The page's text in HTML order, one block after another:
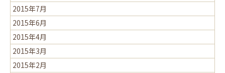
2015年7月
2015年6月
2015年4月
2015年3月
2015年2月